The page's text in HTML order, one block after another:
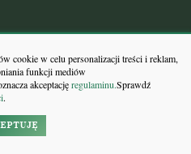
cookie w celu personalizacji treści i reklam,
funkcji mediów
akceptacjęregulaminu.Sprawdź
.cywilnego